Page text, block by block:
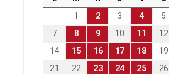
1
2 3 4 5
7
8 9 10 11 12
14
15 16 17 18 19
21
22 23 24 25 26